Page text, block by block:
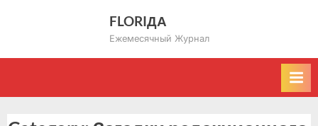
FLORIДА
Ежемесячный Журнал